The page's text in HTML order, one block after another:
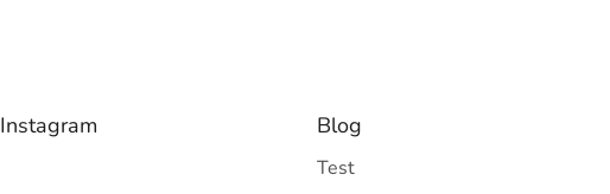
Instagram Blog
Test